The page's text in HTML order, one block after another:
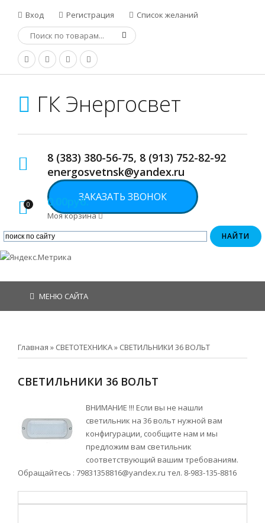
Вход Регистрация Список желаний
ГК Энергосвет
8 (383) 380-56-75, 8 (913) 752-82-92
energosvetnsk@yandex.ru
ЗАКАЗАТЬ ЗВОНОК
0 0.00руб.
Моя корзина
МЕНЮ САЙТА
Главная » СВЕТОТЕХНИКА» СВЕТИЛЬНИКИ 36 ВОЛЬТ
СВЕТИЛЬНИКИ 36 ВОЛЬТ
ВНИМАНИЕ !!! Если вы не нашли
светильник на 36 вольт нужной вам
конфигурации, сообщите нам и мы
предложим вам светильник
соответствующий вашим требованиям.
Обращайтесь : 79831358816@yandex.ru тел. 8-983-135-8816